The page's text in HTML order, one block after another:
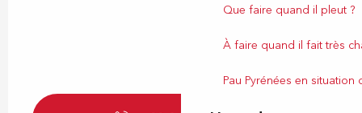
Que faire quand il pleut ?
À faire quand il fait très
Pau Pyrénées en situation